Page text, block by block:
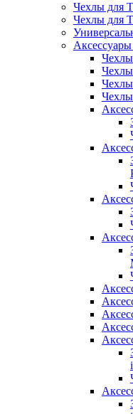
Чехлы для
Чехлы для
Чехлы
Чехлы